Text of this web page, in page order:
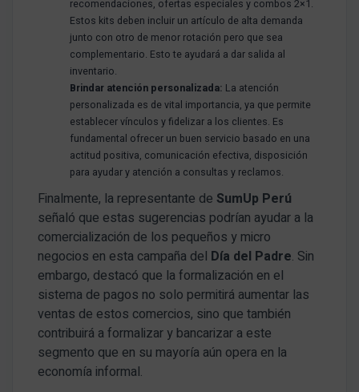
recomendaciones, ofertas especiales y combos 2×1.
Estos kits deben incluir un artículo de alta demanda
junto con otro de menor rotación pero que sea
complementario. Esto te ayudará a dar salida al
inventario.
Brindar atención personalizada: La atención
personalizada es de vital importancia, ya que permite
establecer vínculos y fidelizar a los clientes. Es
fundamental ofrecer un buen servicio basado en una
actitud positiva, comunicación efectiva, disposición
para ayudar y atención a consultas y reclamos.
Finalmente, la representante de SumUp Perú
señaló que estas sugerencias podrían ayudar a la
comercialización de los pequeños y micro
negocios en esta campaña del Día del Padre. Sin
embargo, destacó que la formalización en el
sistema de pagos no solo permitirá aumentar las
ventas de estos comercios, sino que también
contribuirá a formalizar y bancarizar a este
segmento que en su mayoría aún opera en la
economía informal.